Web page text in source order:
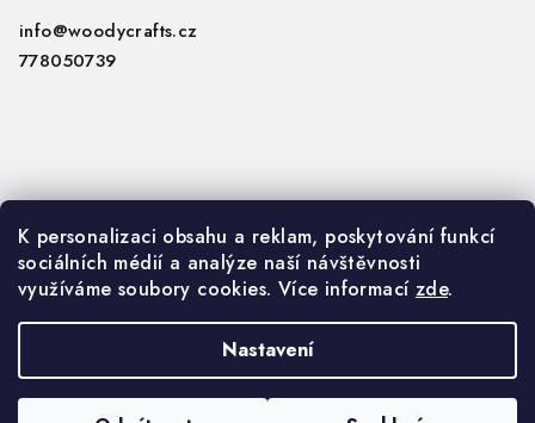
K personalizaci obsahu a reklam, poskytování funkcí
sociálních médií a analýze naší návštěvnosti
využíváme soubory cookies. Více informací zde.
Nastavení
info@woodycrafts.cz
778050739
VOP
GDPR
Copyright 2026Woody Crafts B2B. Všechna práva
vyhrazena.Upravit nastavení cookies